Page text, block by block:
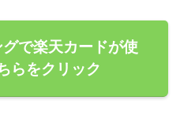
で楽天カードが使
らをクリック